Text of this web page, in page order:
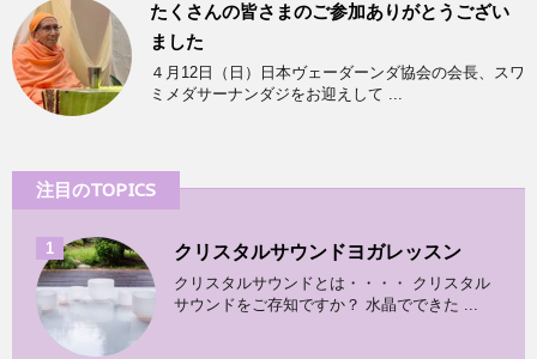
たくさんの皆さまのご参加ありがとうござい
ました
４月12日（日）日本ヴェーダーンダ協会の会長、スワ
ミメダサーナンダジをお迎えして ...
注目のTOPICS
1 クリスタルサウンドヨガレッスン
クリスタルサウンドとは・・・・ クリスタル
サウンドをご存知ですか？ 水晶でできた ...